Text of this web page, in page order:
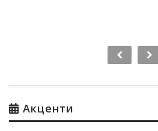
Акценти